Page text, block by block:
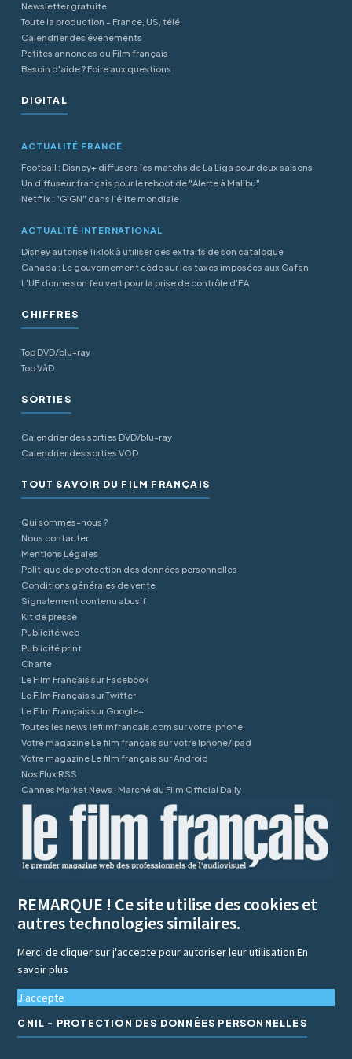
Newsletter gratuite
Toute la production - France, US, télé
Calendrier des événements
Petites annonces du Film français
Besoin d'aide ? Foire aux questions
DIGITAL
ACTUALITÉ FRANCE
Football : Disney+ diffusera les matchs de La Liga pour deux saisons
Un diffuseur français pour le reboot de "Alerte à Malibu"
Netflix : "GIGN" dans l'élite mondiale
ACTUALITÉ INTERNATIONAL
Disney autorise TikTok à utiliser des extraits de son catalogue
Canada : Le gouvernement cède sur les taxes imposées aux Gafan
L’UE donne son feu vert pour la prise de contrôle d’EA
CHIFFRES
Top DVD/blu-ray
Top VàD
SORTIES
Calendrier des sorties DVD/blu-ray
Calendrier des sorties VOD
TOUT SAVOIR DU FILM FRANÇAIS
Qui sommes-nous ?
Nous contacter
Mentions Légales
Politique de protection des données personnelles
Conditions générales de vente
Signalement contenu abusif
Kit de presse
Publicité web
Publicité print
Charte
Le Film Français sur Facebook
Le Film Français sur Twitter
Le Film Français sur Google+
Toutes les news lefilmfrancais.com sur votre Iphone
Votre magazine Le film français sur votre Iphone/Ipad
Votre magazine Le film français sur Android
Nos Flux RSS
Cannes Market News : Marché du Film Official Daily
REMARQUE ! Ce site utilise des cookies et
autres technologies similaires.
Merci de cliquer sur j'accepte pour autoriser leur utilisationEn
savoir plus
J'accepte
CNIL - PROTECTION DES DONNÉES PERSONNELLES